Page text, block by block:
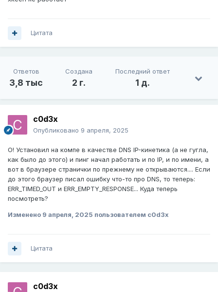
Цитата
Ответов
3,8 тыс
Создана
2 г.
Последний ответ
1 д.
c0d3x
Опубликовано 9 апреля, 2025
О! Установил на компе в качестве DNS IP-кинетика (а не гугла,
как было до этого) и пинг начал работать и по IP, и по имени, а
вот в браузере странички по прежнему не открываются.... Если
до этого браузер писал ошибку что-то про DNS, то теперь:
ERR_TIMED_OUT и ERR_EMPTY_RESPONSE... Куда теперь
посмотреть?
Изменено 9 апреля, 2025 пользователем c0d3x
Цитата
c0d3x